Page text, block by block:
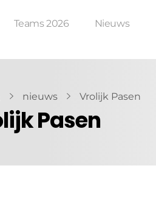
Teams 2026 Nieuws
nieuws Vrolijk Pasen
Pasen